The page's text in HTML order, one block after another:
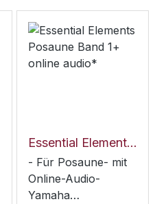
urMauz, Rudolf,
arr.Duo
(Vanderhagen)Duo
Mozart)Duo (F.
Blasius)Duo (L.
Wiedemann)Duo (F.
Blasius)Duo (C.A.
Essential Elements Posaune Band 1+ online audio*
- Für Posaune- mit
Online-Audio-
Yamaha